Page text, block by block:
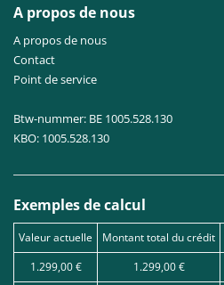
A propos de nous
A propos de nous
Contact
Point de service
Btw-nummer: BE 1005.528.130
KBO: 1005.528.130
Exemples de calcul
Valeur actuelle Montant total du crédit
1.299,00 €
1.299,00 €